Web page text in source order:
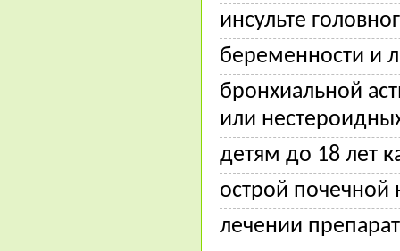
инсульте
беременности и
бронхиальной
или
детям до 18 лет
острой почечной
лечении